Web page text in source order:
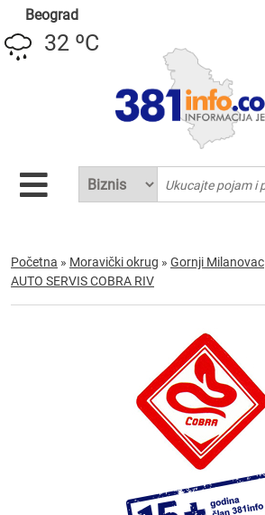
Beograd
32 ºC
Početna » Moravički okrug » Gornji Milanovac
AUTO SERVIS COBRA RIV